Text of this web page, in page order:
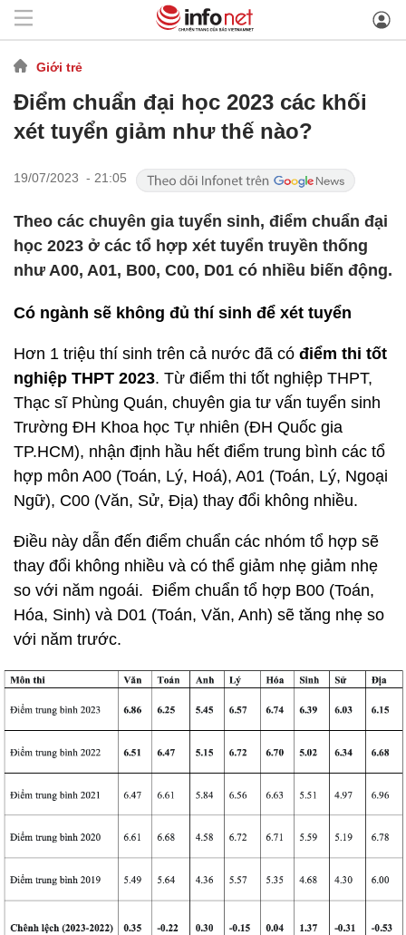
Giới trẻ
Điểm chuẩn đại học 2023 các khối
xét tuyển giảm như thế nào?
19/07/2023 - 21:05
Theo các chuyên gia tuyển sinh, điểm chuẩn đại
học 2023 ở các tổ hợp xét tuyển truyền thống
như A00, A01, B00, C00, D01 có nhiều biến động.
Có ngành sẽ không đủ thí sinh để xét tuyển
Hơn 1 triệu thí sinh trên cả nước đã có điểm thi tốt
nghiệp THPT 2023. Từ điểm thi tốt nghiệp THPT,
Thạc sĩ Phùng Quán, chuyên gia tư vấn tuyển sinh
Trường ĐH Khoa học Tự nhiên (ĐH Quốc gia
TP.HCM), nhận định hầu hết điểm trung bình các tổ
hợp môn A00 (Toán, Lý, Hoá), A01 (Toán, Lý, Ngoại
Ngữ), C00 (Văn, Sử, Địa) thay đổi không nhiều.
Điều này dẫn đến điểm chuẩn các nhóm tổ hợp sẽ
thay đổi không nhiều và có thể giảm nhẹ giảm nhẹ
so với năm ngoái. Điểm chuẩn tổ hợp B00 (Toán,
Hóa, Sinh) và D01 (Toán, Văn, Anh) sẽ tăng nhẹ so
với năm trước.